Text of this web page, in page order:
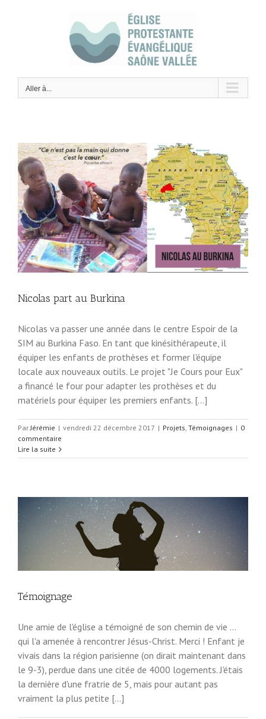
Aller à...
Nicolas part au Burkina
Nicolas va passer une année dans le centre Espoir de la
SIM au Burkina Faso. En tant que kinésithérapeute, il
équiper les enfants de prothèses et former l'équipe
locale aux nouveaux outils. Le projet "Je Cours pour Eux"
a financé le four pour adapter les prothèses et du
matériels pour équiper les premiers enfants. [...]
Par Jérémie | vendredi 22 décembre 2017 | Projets Témoignages | 0
commentaire
Lire la suite
Témoignage
Une amie de l'église a témoigné de son chemin de vie ...
qui l'a amenée à rencontrer Jésus-Christ. Merci ! Enfant je
vivais dans la région parisienne (on dirait maintenant dans
le 9-3), perdue dans une citée de 4000 logements. J'étais
la dernière d'une fratrie de 5, mais pour autant pas
vraiment la plus petite [...]